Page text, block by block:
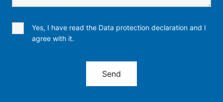
Yes, I have read the Data protection declaration and I
agree with it.